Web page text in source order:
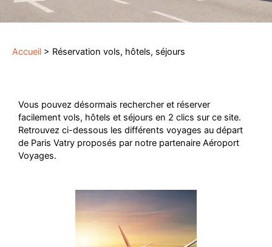
Accueil > Réservation vols, hôtels, séjours
Vous pouvez désormais rechercher et réserver
facilement vols, hôtels et séjours en 2 clics sur ce site.
Retrouvez ci-dessous les différents voyages au départ
de Paris Vatry proposés par notre partenaire Aéroport
Voyages.